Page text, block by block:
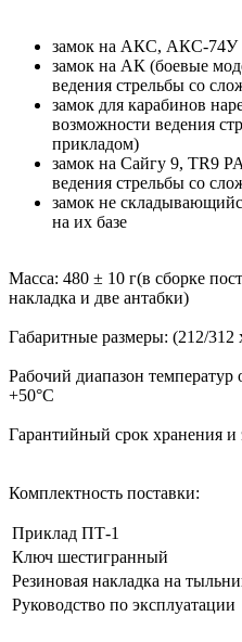
замок на АКС, АКС-74У
замок на АК (боевые
ведения стрельбы со
замок для карабинов
возможности ведения
прикладом)
замок на Сайгу 9, TR9
ведения стрельбы со
замок не
на их базе
Масса: 480 ± 10 г(в сборке
накладка и две антабки)
Габаритные размеры: (212/312
Рабочий диапазон
+50°С
Гарантийный срок хранения и
Комплектность поставки:
Приклад ПТ-1
Ключ шестигранный
Резиновая накладка на
Руководство по эксплуатации